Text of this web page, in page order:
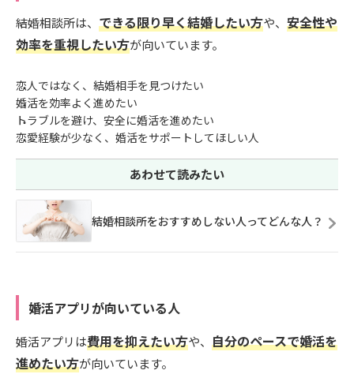
結婚相談所は、 できる限り早く結婚したい方や、 安全性や
効率を重視したい方が向いています。
恋人ではなく、結婚相手を見つけたい
婚活を効率よく進めたい
トラブルを避け、安全に婚活を進めたい
恋愛経験が少なく、婚活をサポートしてほしい人
あわせて読みたい
結婚相談所をおすすめしない人ってどんな人？
婚活アプリが向いている人
婚活アプリは費用を抑えたい方や、 自分のペースで婚活を
進めたい方が向いています。